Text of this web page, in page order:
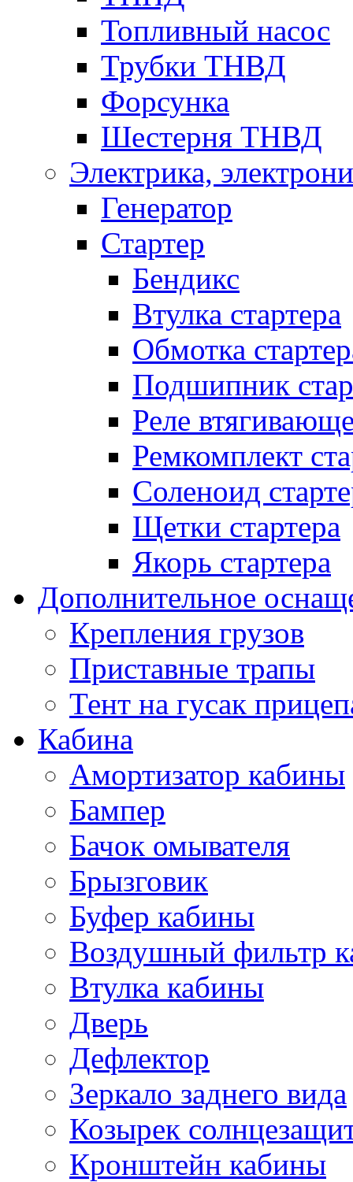
Топливный насос
Трубки ТНВД
Форсунка
Шестерня ТНВД
Электрика,
Генератор
Стартер
Бендикс
Втулка стартера
Обмотка
Подшипник
Реле
Ремкомплект
Соленоид
Щетки стартера
Якорь стартера
Дополнительное
Крепления грузов
Приставные трапы
Тент на гусак
Кабина
Амортизатор кабины
Бампер
Бачок омывателя
Брызговик
Буфер кабины
Воздушный фильтр
Втулка кабины
Дверь
Дефлектор
Зеркало заднего вида
Козырек
Кронштейн кабины